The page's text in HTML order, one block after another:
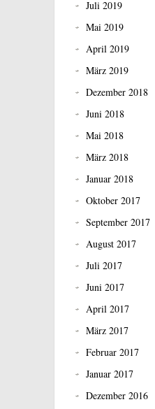
Juli 2019
Mai 2019
April 2019
März 2019
Dezember 2018
Juni 2018
Mai 2018
März 2018
Januar 2018
Oktober 2017
September 2017
August 2017
Juli 2017
Juni 2017
April 2017
März 2017
Februar 2017
Januar 2017
Dezember 2016